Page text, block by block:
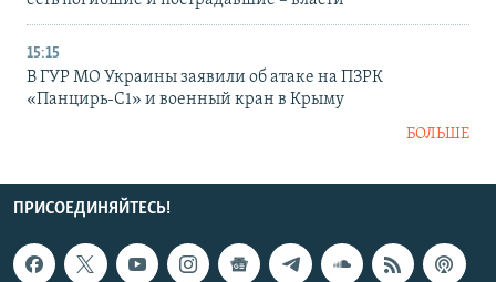
15:15
В ГУР МО Украины заявили об атаке на ПЗРК
«Панцирь-С1» и военный кран в Крыму
БОЛЬШЕ
ПРИСОЕДИНЯЙТЕСЬ!